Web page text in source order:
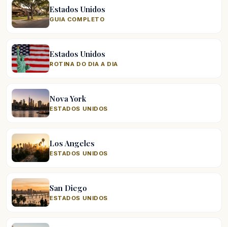
Estados Unidos
GUIA COMPLETO
Estados Unidos
ROTINA DO DIA A DIA
Nova York
ESTADOS UNIDOS
Los Angeles
ESTADOS UNIDOS
San Diego
ESTADOS UNIDOS